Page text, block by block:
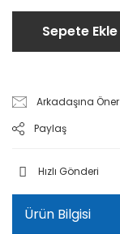
Sepete Ekle
Arkadaşına Öner
Paylaş
Hızlı Gönderi
Ürün Bilgisi